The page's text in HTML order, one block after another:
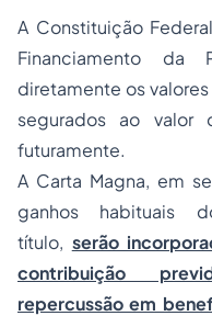
A Constituição
Financiamento da
diretamente os
segurados ao
futuramente.
A Carta Magna, em
ganhos habituais
título, serão
contribuição
repercussão em